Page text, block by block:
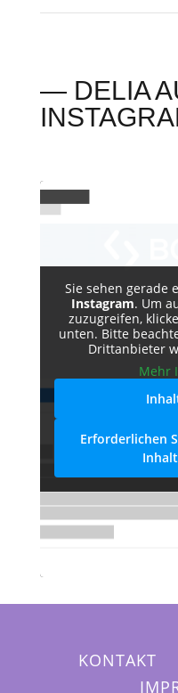
— DELIA
Sie sehen gerade
Instagram. Um
zuzugreifen,
unten. Bitte
Drittanbieter
Mehr
Erforderlichen
KONTAKT